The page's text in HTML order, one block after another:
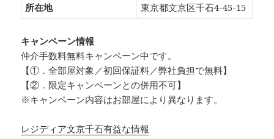
所在地
東京都文京区千石4-45-15
キャンペーン情報
仲介手数料無料キャンペーン中です。
【①．全部屋対象／初回保証料／弊社負担で無料】
【②．限定キャンペーンとの併用不可】
※キャンペーン内容はお部屋により異なります。
レジディア文京千石有益な情報